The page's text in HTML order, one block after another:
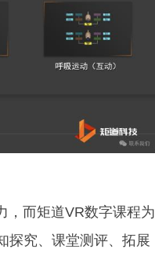
而矩道VR数字课程为
探究、课堂测评、拓展